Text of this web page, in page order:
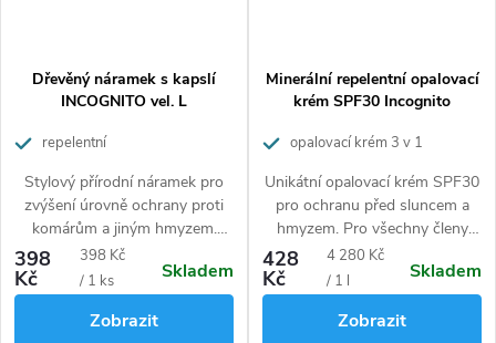
Dřevěný náramek s kapslí
INCOGNITO vel. L
repelentní
Stylový přírodní náramek pro
zvýšení úrovně ochrany proti
komárům a jiným hmyzem.
100% přírodní, bez DEET a
jiných toxických syntetických
látek.
398
Kč
Měrná
cena:
398 Kč
/ 1 ks
Skladem
Zobrazit
Minerální repelentní opalovací
krém SPF30 Incognito
opalovací krém 3 v 1
Unikátní opalovací krém SPF30
pro ochranu před sluncem a
hmyzem. Pro všechny členy
rodiny ve věku od 6 měsíců.
100% přírodní.
428
Kč
Měrná
cena:
4 280 Kč
/ 1 l
Skladem
Zobrazit